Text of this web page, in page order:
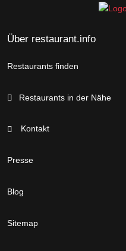
Über restaurant.info
Restaurants finden
Restaurants in der Nähe
Kontakt
Presse
Blog
Sitemap